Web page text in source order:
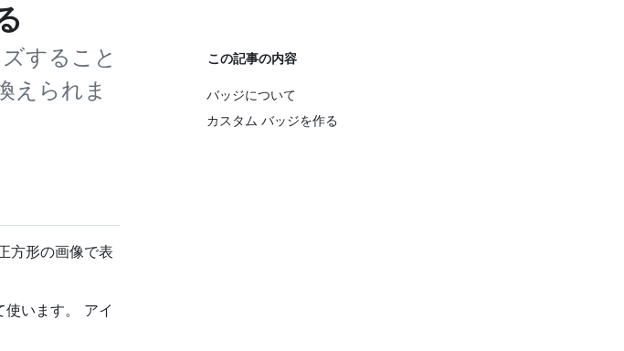
すること
えられま
この記事の内容
バッジについて
カスタム バッジを作る
方形の画像で表
います。 アイ